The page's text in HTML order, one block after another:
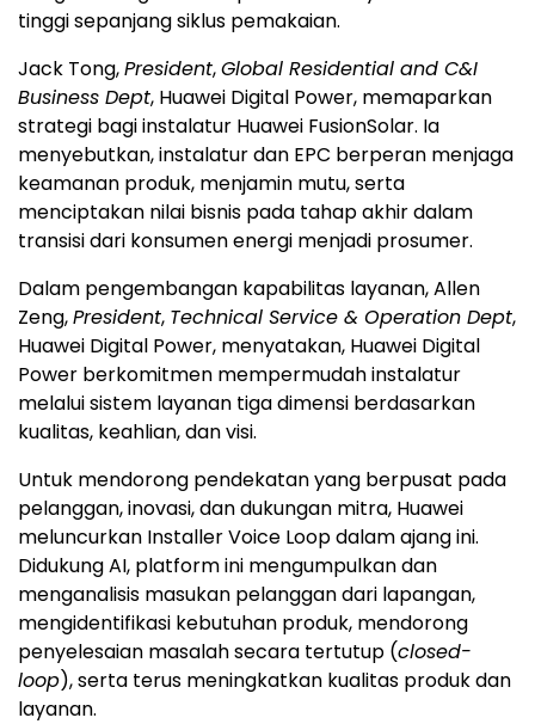
tinggi sepanjang siklus pemakaian.
Jack Tong,President,Global Residential and C&I
Business Dept, Huawei Digital Power, memaparkan
strategi bagi instalatur Huawei FusionSolar. Ia
menyebutkan, instalatur dan EPC berperan menjaga
keamanan produk, menjamin mutu, serta
menciptakan nilai bisnis pada tahap akhir dalam
transisi dari konsumen energi menjadi prosumer.
Dalam pengembangan kapabilitas layanan, Allen
Zeng,President, Technical Service & Operation Dept,
Huawei Digital Power, menyatakan, Huawei Digital
Power berkomitmen mempermudah instalatur
melalui sistem layanan tiga dimensi berdasarkan
kualitas, keahlian, dan visi.
Untuk mendorong pendekatan yang berpusat pada
pelanggan, inovasi, dan dukungan mitra, Huawei
meluncurkan Installer Voice Loop dalam ajang ini.
Didukung AI, platform ini mengumpulkan dan
menganalisis masukan pelanggan dari lapangan,
mengidentifikasi kebutuhan produk, mendorong
penyelesaian masalah secara tertutup (closed-
loop), serta terus meningkatkan kualitas produk dan
layanan.